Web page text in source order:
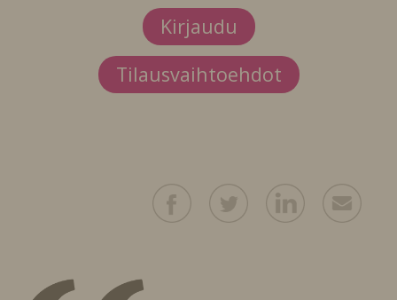
Kirjaudu
Tilausvaihtoehdot